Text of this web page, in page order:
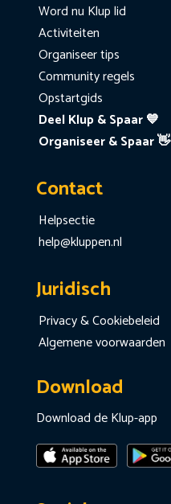
Word nu Klup lid
Activiteiten
Organiseer tips
Community regels
Opstartgids
Deel Klup & Spaar 💙
Organiseer & Spaar 👋
Contact
Helpsectie
help@kluppen.nl
Juridisch
Privacy & Cookiebeleid
Algemene voorwaarden
Download
Download de Klup-app